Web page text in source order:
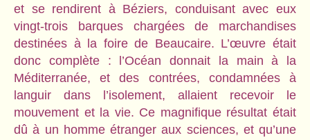
et se rendirent à Béziers, conduisant avec eux
vingt-trois barques chargées de marchandises
destinées à la foire de Beaucaire. L’œuvre était
donc complète : l’Océan donnait la main à la
Méditerranée, et des contrées, condamnées à
languir dans l’isolement, allaient recevoir le
mouvement et la vie. Ce magnifique résultat était
dû à un homme étranger aux sciences, et qu’une